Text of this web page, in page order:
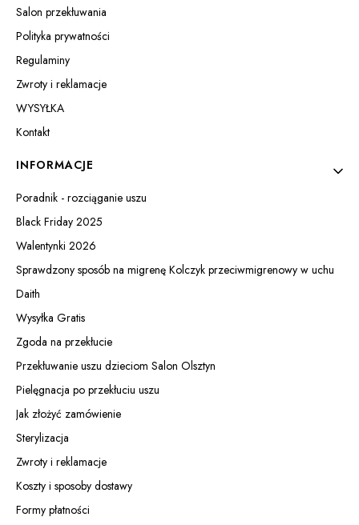
Salon przekłuwania
Polityka prywatności
Regulaminy
Zwroty i reklamacje
WYSYŁKA
Kontakt
INFORMACJE
Poradnik - rozciąganie uszu
Black Friday 2025
Walentynki 2026
Sprawdzony sposób na migrenę Kolczyk przeciwmigrenowy w uchu
Daith
Wysyłka Gratis
Zgoda na przekłucie
Przekłuwanie uszu dzieciom Salon Olsztyn
Pielęgnacja po przekłuciu uszu
Jak złożyć zamówienie
Sterylizacja
Zwroty i reklamacje
Koszty i sposoby dostawy
Formy płatności